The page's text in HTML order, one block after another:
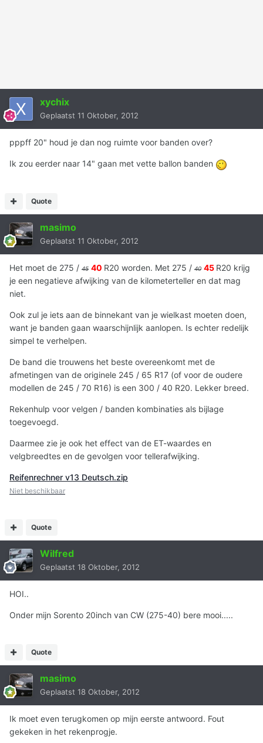
xychix
Geplaatst 11 Oktober, 2012
pppff 20" houd je dan nog ruimte voor banden over?
Ik zou eerder naar 14" gaan met vette ballon banden
Quote
masimo
Geplaatst 11 Oktober, 2012
Het moet de 275 / 45 40 R20 worden. Met 275 / 40 45 R20 krijg
je een negatieve afwijking van de kilometerteller en dat mag
niet.
Ook zul je iets aan de binnekant van je wielkast moeten doen,
want je banden gaan waarschijnlijk aanlopen. Is echter redelijk
simpel te verhelpen.
De band die trouwens het beste overeenkomt met de
afmetingen van de originele 245 / 65 R17 (of voor de oudere
modellen de 245 / 70 R16) is een 300 / 40 R20. Lekker breed.
Rekenhulp voor velgen / banden kombinaties als bijlage
toegevoegd.
Daarmee zie je ook het effect van de ET-waardes en
velgbreedtes en de gevolgen voor tellerafwijking.
Reifenrechner v13 Deutsch.zip
Niet beschikbaar
Quote
Wilfred
Geplaatst 18 Oktober, 2012
HOI..
Onder mijn Sorento 20inch van CW (275-40) bere mooi.....
Quote
masimo
Geplaatst 18 Oktober, 2012
Ik moet even terugkomen op mijn eerste antwoord. Fout
gekeken in het rekenprogje.